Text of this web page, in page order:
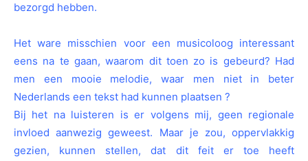
bezorgd hebben.
Het ware misschien voor een musicoloog interessant
eens na te gaan, waarom dit toen zo is gebeurd? Had
men een mooie melodie, waar men niet in beter
Nederlands een tekst had kunnen plaatsen ?
Bij het na luisteren is er volgens mij, geen regionale
invloed aanwezig geweest. Maar je zou, oppervlakkig
gezien, kunnen stellen, dat dit feit er toe heeft